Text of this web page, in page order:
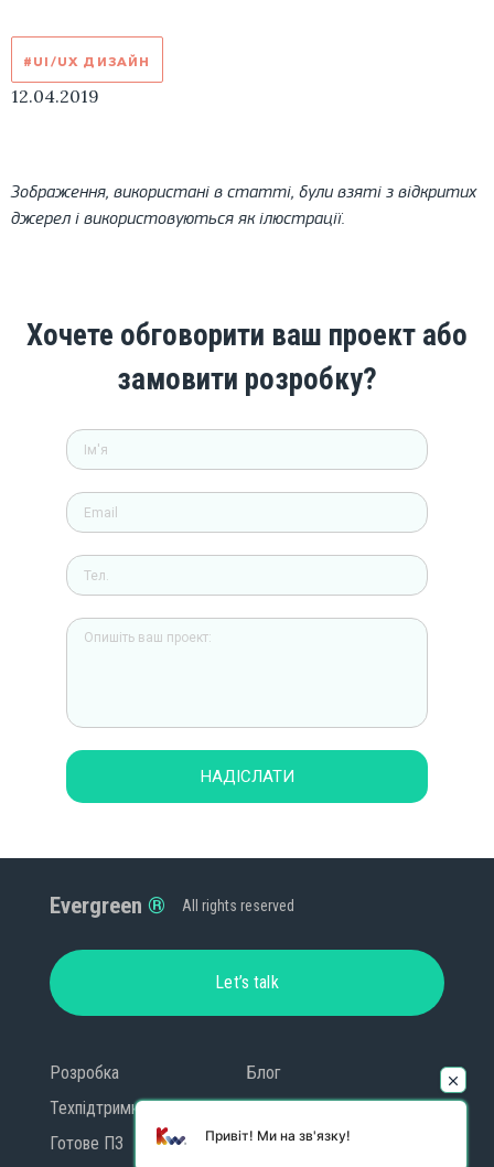
#UI/UX ДИЗАЙН
12.04.2019
Зображення, використані в статті, були взяті з відкритих
джерел і використовуються як ілюстрації.
Хочете обговорити ваш проект або
замовити розробку?
НАДІСЛАТИ
Evergreen All rights reserved
Let’s talk
Розробка
Техпідтримка
Готове ПЗ
Блог
GDPR
Привіт! Ми на зв'язку!